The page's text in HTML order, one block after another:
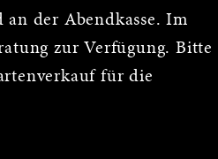
der Abendkasse. Im
zur Verfügung. Bitte
für die